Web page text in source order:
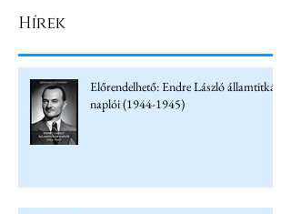
Hírek
Előrendelhető: Endre László államtitkár
naplói (1944-1945)